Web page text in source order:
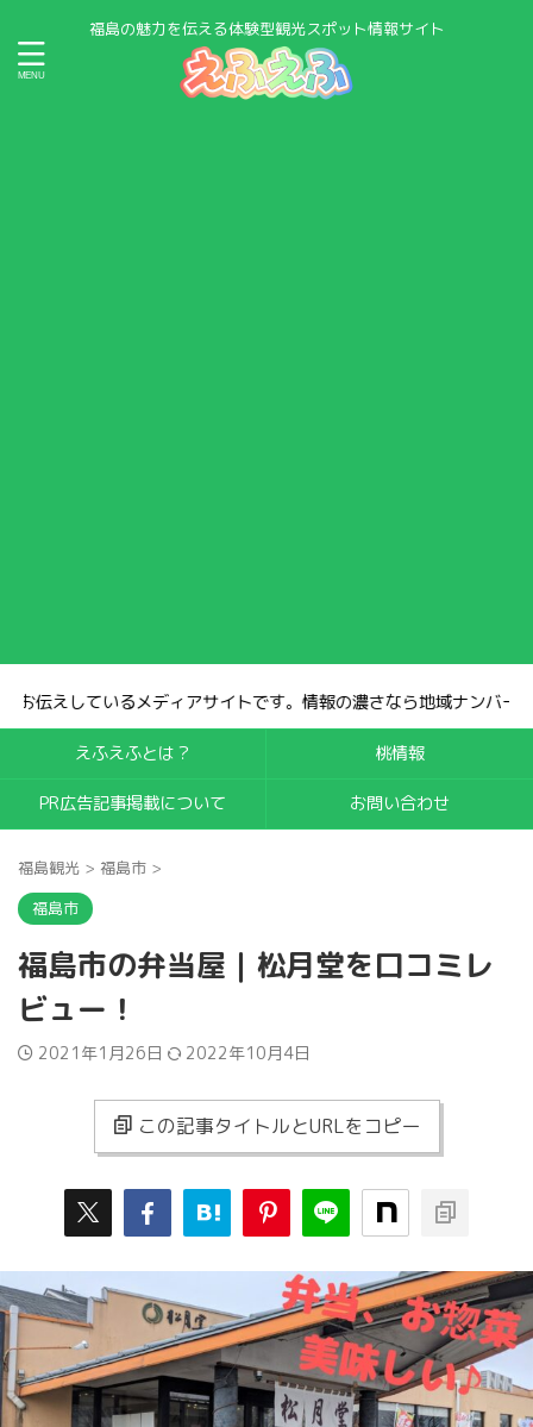
福島の魅力を伝える体験型観光スポット情報サイト
情報の濃さなら地域ナンバー1。集客効果は抜群です！
えふえふとは？ 桃情報
PR広告記事掲載について お問い合わせ
福島観光 > 福島市 >
福島市
福島市の弁当屋｜松月堂を口コミレ
ビュー！
2021年1月26日 2022年10月4日
この記事タイトルとURLをコピー